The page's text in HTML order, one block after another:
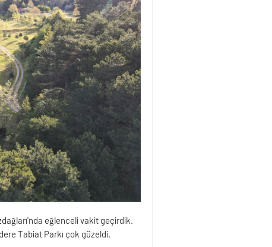
eğlenceli vakit geçirdik.
Tabiat Parkı çok güzeldi.